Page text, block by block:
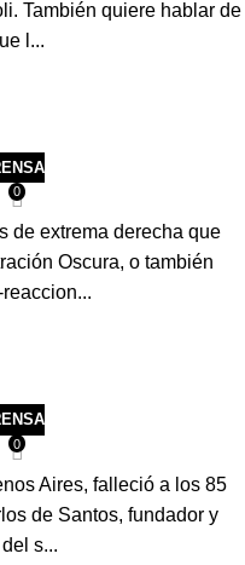
También quiere hablar de
l...
0
de extrema derecha que
Oscura, o también
0
Aires, falleció a los 85
de Santos, fundador y
s...